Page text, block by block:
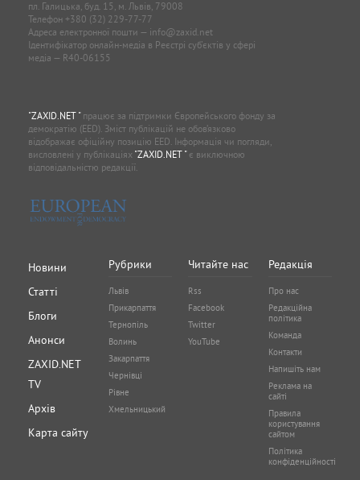
пл. Галицька, буд. 15, м. Львів, 79008
Телефон +380 (32) 229-77-77
Адреса електронної пошти — info@zaxid.net
Ідентифікатор онлайн-медіа в Реєстрі суб'єктів у сфері
медіа — R40-06155
"ZAXID.NET "працює за підтримки Європейського фонду за
демократію (EED). Зміст публікацій не обов’язково
відображає офіційну позицію EED. Інформація чи погляди,
висловлені у публікаціях "ZAXID.NET "є виключною
відповідальністю редакції.
Новини
Статті
Блоги
Анонси
ZAXID.NET
TV
Архів
Карта сайту
Рубрики
Львів
Прикарпаття
Тернопіль
Волинь
Закарпаття
Чернівці
Рівне
Хмельницький
Читайте нас
Rss
Facebook
Twitter
YouTube
Редакція
Про нас
Редакційна
політика
Команда
Контакти
Напишіть нам
Реклама на
сайті
Правила
користування
сайтом
Політика
конфіденційності